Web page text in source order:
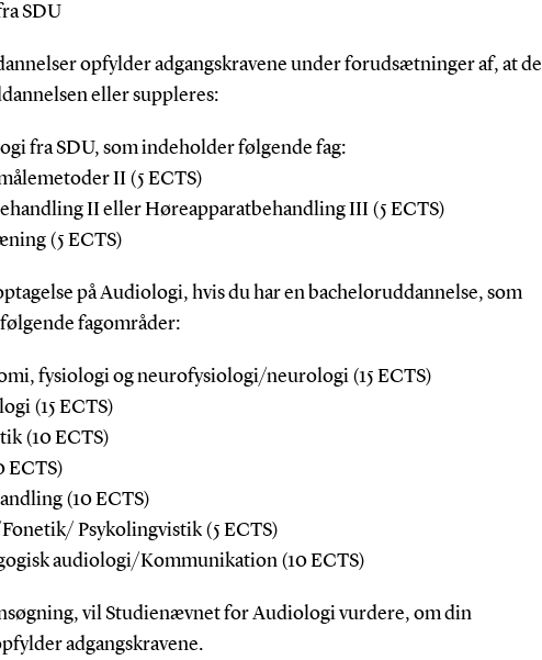
SDU
opfylder adgangskravene under forudsætninger af, at de
eller suppleres:
fra SDU, som indeholder følgende fag:
II (5 ECTS)
II eller Høreapparatbehandling III (5 ECTS)
(5 ECTS)
på Audiologi, hvis du har en bacheloruddannelse, som
fagområder:
fysiologi og neurofysiologi/neurologi (15 ECTS)
(15 ECTS)
(10 ECTS)
ECTS)
(10 ECTS)
Psykolingvistik (5 ECTS)
audiologi/Kommunikation (10 ECTS)
vil Studienævnet for Audiologi vurdere, om din
adgangskravene.